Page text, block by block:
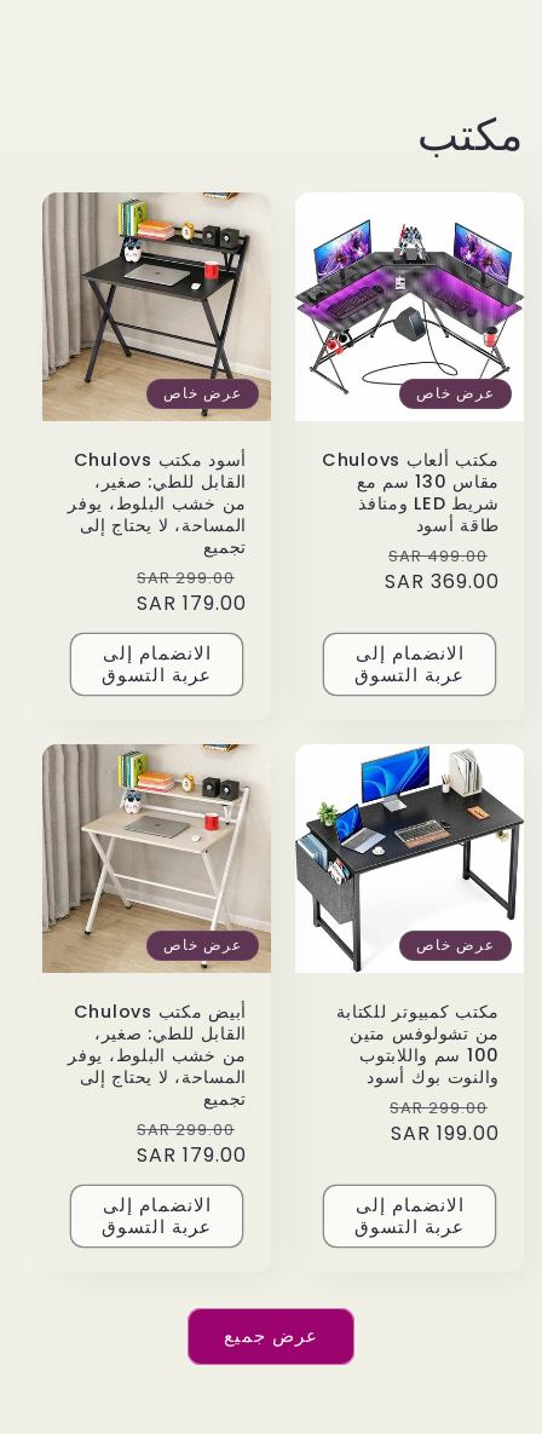
عرض خاص
مكتب ألعاب Chulovs
مقاس 130 سم مع
شريط LED ومنافذ
طاقة أسود
Regular
price
499.00 SAR
Sale
price
369.00 SAR
الانضمام إلى
عربة التسوق
عرض خاص
أسود مكتب Chulovs
القابل للطي: صغير،
من خشب البلوط، يوفر
المساحة، لا يحتاج إلى
تجميع
Regular
price
299.00 SAR
Sale
price
179.00 SAR
الانضمام إلى
عربة التسوق
عرض خاص
مكتب كمبيوتر للكتابة
من تشولوفس متين
100 سم واللابتوب
والنوت بوك أسود
Regular
price
299.00 SAR
Sale
price
199.00 SAR
الانضمام إلى
عربة التسوق
عرض خاص
أبيض مكتب Chulovs
القابل للطي: صغير،
من خشب البلوط، يوفر
المساحة، لا يحتاج إلى
تجميع
Regular
price
299.00 SAR
Sale
price
179.00 SAR
الانضمام إلى
عربة التسوق
عرض جميع